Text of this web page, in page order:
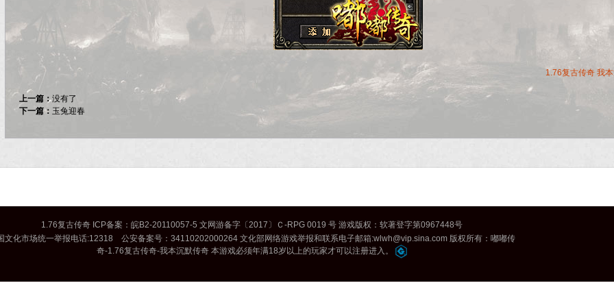
1.76复古传奇 我
上一篇：没有了
下一篇： 玉兔迎春
1.76复古传奇ICP备案： 皖B2-20110057-5 文网游备字〔2017〕Ｃ-RPG 0019 号 游戏版权：软著登字第0967448号
文化市场统一举报电话:12318 公安备案号：34110202000264 文化部网络游戏举报和联系电子邮箱:wlwh@vip.sina.com 版权所有： 嘟嘟传
奇-1.76复古传奇-我本沉默传奇 本游戏必须年满18岁以上的玩家才可以注册进入。